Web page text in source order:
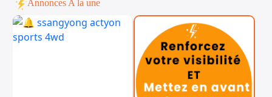
Annonces A la une